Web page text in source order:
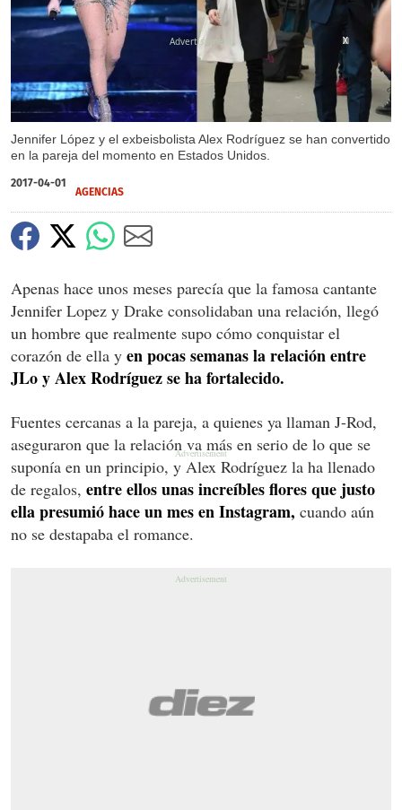
Jennifer López y el exbeisbolista Alex Rodríguez se han convertido
en la pareja del momento en Estados Unidos.
X
X
2017-04-01
AGENCIAS
Apenas hace unos meses parecía que la famosa cantante
Jennifer Lopez y Drake consolidaban una relación, llegó
un hombre que realmente supo cómo conquistar el
corazón de ella y en pocas semanas la relación entre
JLo y Alex Rodríguez se ha fortalecido.
Fuentes cercanas a la pareja, a quienes ya llaman J-Rod,
aseguraron que la relación va más en serio de lo que se
suponía en un principio, y Alex Rodríguez la ha llenado
de regalos, entre ellos unas increíbles flores que justo
ella presumió hace un mes en Instagram, cuando aún
no se destapaba el romance.